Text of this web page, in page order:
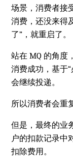
场景，消费者接
消费，还没来得
了”，就重启了。
站在 MQ 的角度
消费成功，基于
会继续投递。
所以消费者会重
但是，最终的业
户的扣款记录中
扣除费用。